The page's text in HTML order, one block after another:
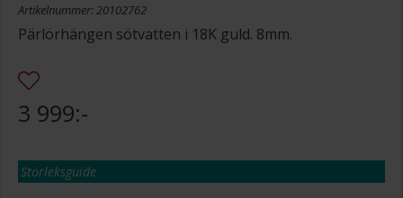
Artikelnummer: 20102762
Pärlörhängen sötvatten i 18K guld. 8mm.
3 999:-
Storleksguide